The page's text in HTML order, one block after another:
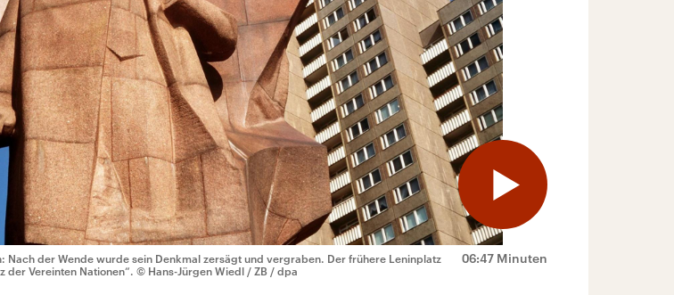
06:47 Minuten
Nach der Wende wurde sein Denkmal zersägt und vergraben. Der frühere Leninplatz
der Vereinten Nationen“. © Hans-Jürgen Wiedl / ZB / dpa